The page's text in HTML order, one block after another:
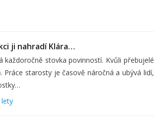
ji nahradí Klára…
stovka povinností. Kvůli přebujelé
starosty je časově náročná a ubývá lidí,